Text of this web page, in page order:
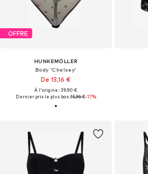
OFFRE
HUNKEMÖLLER
Body 'Chelsey'
De 13,16 €
À l'origine : 39,90 €
Dernier prix le plus bas :15,96 €-17%